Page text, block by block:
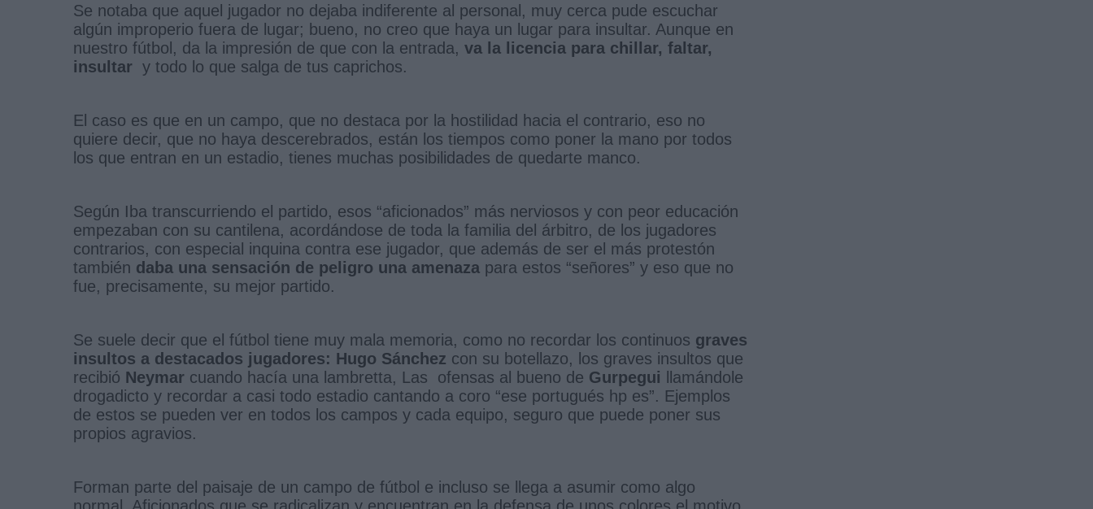
Se notaba que aquel jugador no dejaba indiferente al personal, muy cerca pude escuchar
algún improperio fuera de lugar; bueno, no creo que haya un lugar para insultar. Aunque en
nuestro fútbol, da la impresión de que con la entrada, va la licencia para chillar, faltar,
insultar y todo lo que salga de tus caprichos.
El caso es que en un campo, que no destaca por la hostilidad hacia el contrario, eso no
quiere decir, que no haya descerebrados, están los tiempos como poner la mano por todos
los que entran en un estadio, tienes muchas posibilidades de quedarte manco.
Según Iba transcurriendo el partido, esos “aficionados” más nerviosos y con peor educación
empezaban con su cantilena, acordándose de toda la familia del árbitro, de los jugadores
contrarios, con especial inquina contra ese jugador, que además de ser el más protestón
también daba una sensación de peligro una amenaza para estos “señores” y eso que no
fue, precisamente, su mejor partido.
Se suele decir que el fútbol tiene muy mala memoria, como no recordar los continuos graves
insultos a destacados jugadores: Hugo Sánchez con su botellazo, los graves insultos que
recibió Neymar cuando hacía una lambretta, Las ofensas al bueno de Gurpegui llamándole
drogadicto y recordar a casi todo estadio cantando a coro “ese portugués hp es”. Ejemplos
de estos se pueden ver en todos los campos y cada equipo, seguro que puede poner sus
propios agravios.
Forman parte del paisaje de un campo de fútbol e incluso se llega a asumir como algo
normal. Aficionados que se radicalizan y encuentran en la defensa de unos colores el motivo